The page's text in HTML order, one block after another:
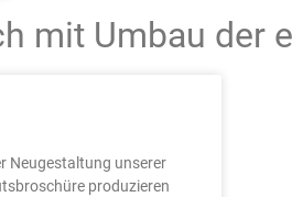
mit Umbau der
Neugestaltung unserer
produzieren